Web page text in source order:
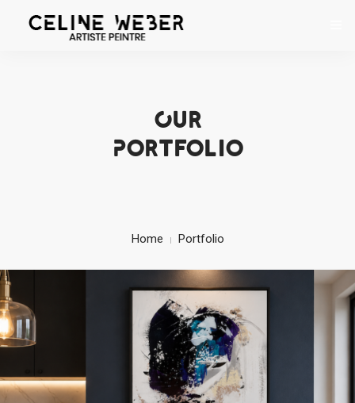
Our
Portfolio
Home Portfolio